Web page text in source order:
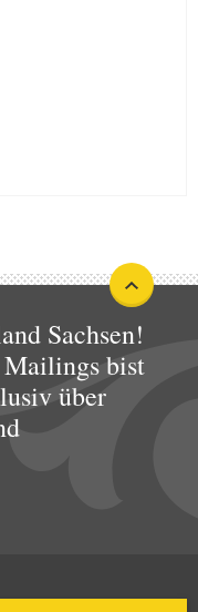
Sachsen!
Mailings bist
über